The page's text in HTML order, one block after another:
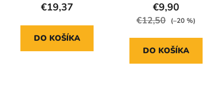
€19,37
DO KOŠÍKA
€9,90
€12,50 (–20 %)
DO KOŠÍKA